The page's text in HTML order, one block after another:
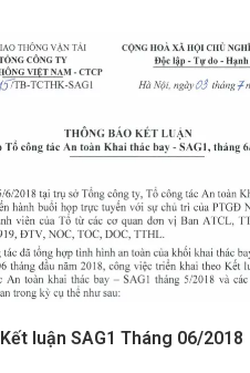
Kết luận SAG1 Tháng 06/2018